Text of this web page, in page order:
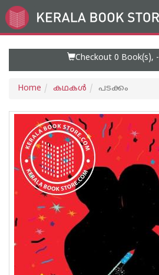
Go
to
Checkout 0 Book(s), -
Home കഥകള്‍ പടക്കം